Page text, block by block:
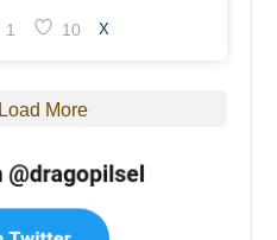
1 10 X
Load More